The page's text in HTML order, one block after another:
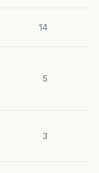
14
5
3